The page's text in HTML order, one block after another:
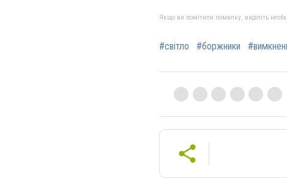
Якщо ви помітили помилку, виділіть
#світло #боржники